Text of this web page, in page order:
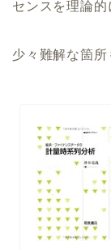
センスを理論的
少々難解な箇所